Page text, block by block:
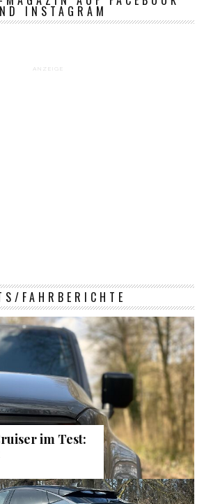
INSTAGRAM
ANZEIGE
FAHRBERICHTE
im Test: